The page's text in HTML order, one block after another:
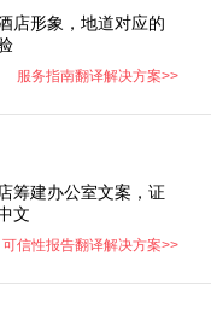
店形象，地道对应的
服务指南翻译解决方案>>
筹建办公室文案，证
文​
可信性报告翻译解决方案>>